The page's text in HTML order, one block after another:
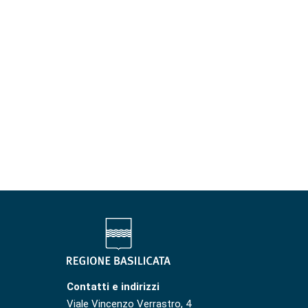
Contatti e indirizzi
Viale Vincenzo Verrastro, 4